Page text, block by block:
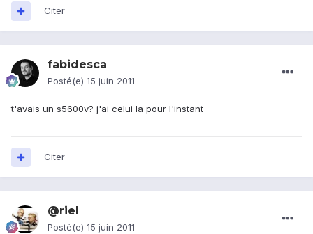
Citer
fabidesca
Posté(e) 15 juin 2011
t'avais un s5600v? j'ai celui la pour l'instant
Citer
@riel
Posté(e) 15 juin 2011